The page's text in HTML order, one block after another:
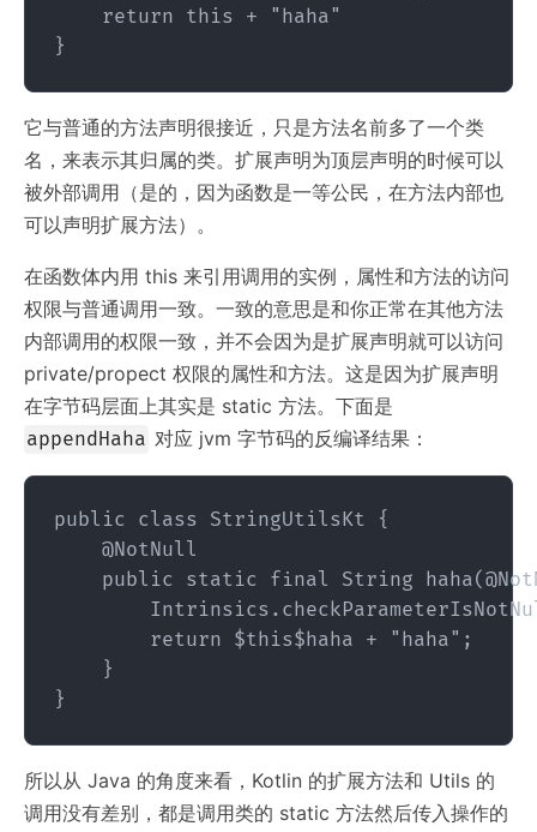
    return this + "haha"
它与普通的方法声明很接近，只是方法名前多了一个类
名，来表示其归属的类。扩展声明为顶层声明的时候可以
被外部调用（是的，因为函数是一等公民，在方法内部也
可以声明扩展方法）。
在函数体内用 this 来引用调用的实例，属性和方法的访问
权限与普通调用一致。一致的意思是和你正常在其他方法
内部调用的权限一致，并不会因为是扩展声明就可以访问
private/propect 权限的属性和方法。这是因为扩展声明
在字节码层面上其实是 static 方法。下面是
appendHaha 对应 jvm 字节码的反编译结果：
public class StringUtilsKt {
    @NotNull
public static final String
        return $this$haha + "haha";
    }
所以从 Java 的角度来看，Kotlin 的扩展方法和 Utils 的
调用没有差别，都是调用类的 static 方法然后传入操作的